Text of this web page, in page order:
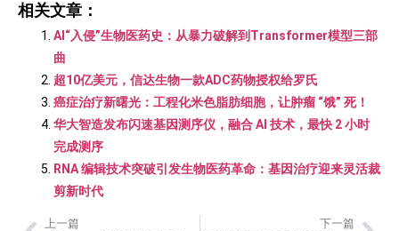
相关文章：
AI“入侵”生物医药史：从暴力破解到Transformer模型三部
曲
超10亿美元，信达生物一款ADC药物授权给罗氏
癌症治疗新曙光：工程化米色脂肪细胞，让肿瘤 “饿” 死！
华大智造发布闪速基因测序仪，融合 AI 技术，最快 2 小时
完成测序
RNA 编辑技术突破引发生物医药革命：基因治疗迎来灵活裁
剪新时代
上一篇 下一篇